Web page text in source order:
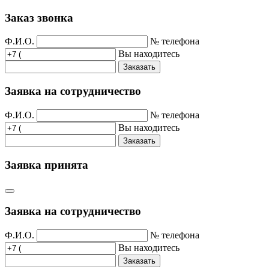
Заказ звонка
Ф.И.О.
№ телефона
Вы находитесь
Заказать
Заявка на сотрудничество
Ф.И.О.
№ телефона
Вы находитесь
Заказать
Заявка принята
Заявка на сотрудничество
Ф.И.О.
№ телефона
Вы находитесь
Заказать